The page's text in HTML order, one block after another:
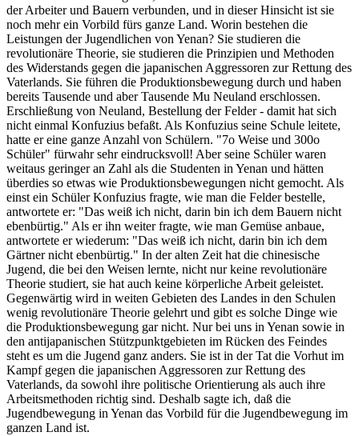
der Arbeiter und Bauern verbunden, und in dieser Hinsicht ist sie
noch mehr ein Vorbild fürs ganze Land. Worin bestehen die
Leistungen der Jugendlichen von Yenan? Sie studieren die
revolutionäre Theorie, sie studieren die Prinzipien und Methoden
des Widerstands gegen die japanischen Aggressoren zur Rettung des
Vaterlands. Sie führen die Produktionsbewegung durch und haben
bereits Tausende und aber Tausende Mu Neuland erschlossen.
Erschließung von Neuland, Bestellung der Felder - damit hat sich
nicht einmal Konfuzius befaßt. Als Konfuzius seine Schule leitete,
hatte er eine ganze Anzahl von Schülern. "7o Weise und 300o
Schüler" fürwahr sehr eindrucksvoll! Aber seine Schüler waren
weitaus geringer an Zahl als die Studenten in Yenan und hätten
überdies so etwas wie Produktionsbewegungen nicht gemocht. Als
einst ein Schüler Konfuzius fragte, wie man die Felder bestelle,
antwortete er: "Das weiß ich nicht, darin bin ich dem Bauern nicht
ebenbürtig." Als er ihn weiter fragte, wie man Gemüse anbaue,
antwortete er wiederum: "Das weiß ich nicht, darin bin ich dem
Gärtner nicht ebenbürtig." In der alten Zeit hat die chinesische
Jugend, die bei den Weisen lernte, nicht nur keine revolutionäre
Theorie studiert, sie hat auch keine körperliche Arbeit geleistet.
Gegenwärtig wird in weiten Gebieten des Landes in den Schulen
wenig revolutionäre Theorie gelehrt und gibt es solche Dinge wie
die Produktionsbewegung gar nicht. Nur bei uns in Yenan sowie in
den antijapanischen Stützpunktgebieten im Rücken des Feindes
steht es um die Jugend ganz anders. Sie ist in der Tat die Vorhut im
Kampf gegen die japanischen Aggressoren zur Rettung des
Vaterlands, da sowohl ihre politische Orientierung als auch ihre
Arbeitsmethoden richtig sind. Deshalb sagte ich, daß die
Jugendbewegung in Yenan das Vorbild für die Jugendbewegung im
ganzen Land ist.